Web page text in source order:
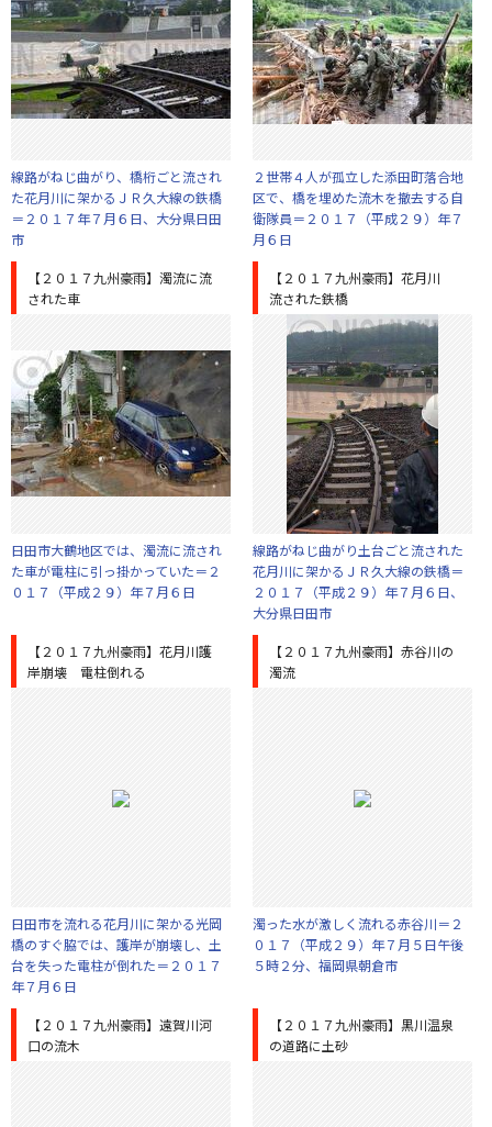
線路がねじ曲がり、橋桁ごと流され
た花月川に架かるＪＲ久大線の鉄橋
＝２０１７年７月６日、大分県日田
市
２世帯４人が孤立した添田町落合地
区で、橋を埋めた流木を撤去する自
衛隊員＝２０１７（平成２９）年７
月６日
【２０１７九州豪雨】濁流に流
された車
日田市大鶴地区では、濁流に流され
た車が電柱に引っ掛かっていた＝２
０１７（平成２９）年７月６日
【２０１７九州豪雨】花月川
流された鉄橋
線路がねじ曲がり土台ごと流された
花月川に架かるＪＲ久大線の鉄橋＝
２０１７（平成２９）年７月６日、
大分県日田市
【２０１７九州豪雨】花月川護
岸崩壊 電柱倒れる
日田市を流れる花月川に架かる光岡
橋のすぐ脇では、護岸が崩壊し、土
台を失った電柱が倒れた＝２０１７
年７月６日
【２０１７九州豪雨】赤谷川の
濁流
濁った水が激しく流れる赤谷川＝２
０１７（平成２９）年７月５日午後
５時２分、福岡県朝倉市
【２０１７九州豪雨】遠賀川河
口の流木
【２０１７九州豪雨】黒川温泉
の道路に土砂